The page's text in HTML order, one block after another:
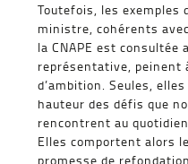
Toutefois, les exemples
ministre, cohérents
la CNAPE est
représentative, peinent
d’ambition. Seules,
hauteur des défis que
rencontrent au
Elles comportent alors
promesse de